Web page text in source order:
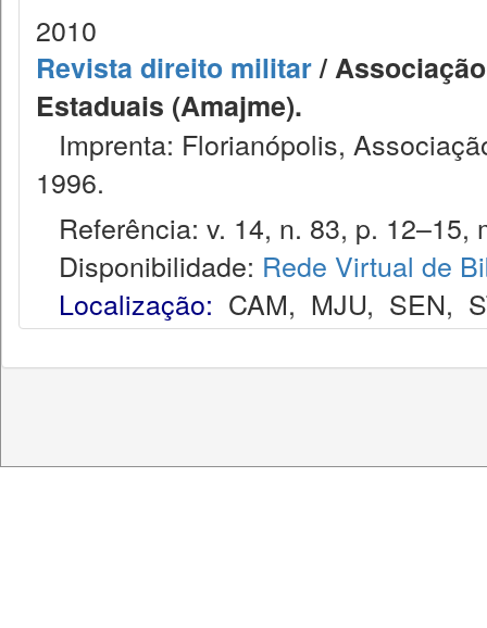
2010
Revista direito militar/
Estaduais (Amajme).
Imprenta: Florianópolis,
1996.
Referência: v. 14, n. 83, p. 12–15,
Disponibilidade: Rede Virtual de
Localização: CAM, MJU, SEN,